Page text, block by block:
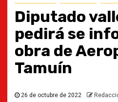
Diputado
pedirá se
obra de
Tamuín
26 de octubre de 2022